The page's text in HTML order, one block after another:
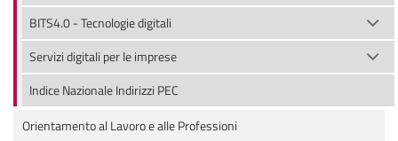
BITS4.0 - Tecnologie digitali
Servizi digitali per le imprese
Indice Nazionale Indirizzi PEC
Orientamento al Lavoro e alle Professioni